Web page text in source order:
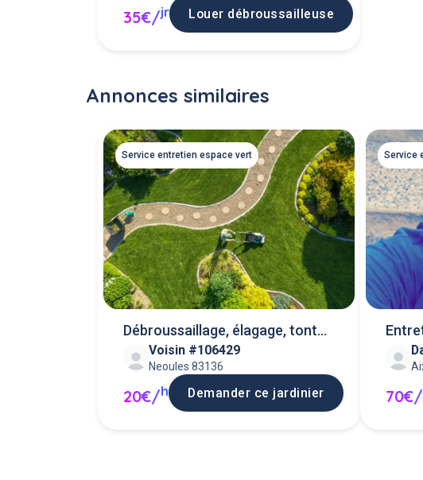
35€/jr Louer débroussailleuse
Annonces similaires
Service entretien espace vert
Débroussaillage, élagage, tonte,
...
Voisin #106429
Neoules 83136
20€/h Demander ce jardinier
Service
70€/